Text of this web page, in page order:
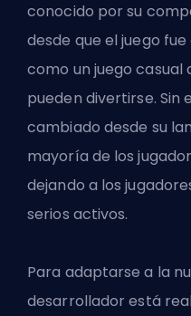
conocido por su
desde que el juego
como un juego casual
pueden divertirse. Sin
cambiado desde su
mayoría de los
dejando a los
serios activos.
Para adaptarse a la
desarrollador está